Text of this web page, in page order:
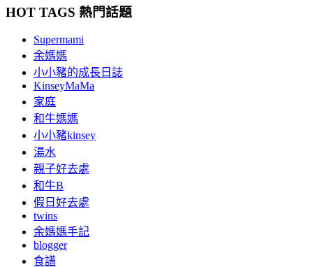
HOT TAGS 熱門話題
Supermami
余媽媽
小小豬的成長日誌
KinseyMaMa
家庭
和牛媽媽
小小豬kinsey
湯水
親子好去處
和牛B
假日好去處
twins
余媽媽手記
blogger
食譜